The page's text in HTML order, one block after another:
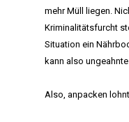
mehr Müll liegen.
Kriminalitätsfurcht
Situation ein
kann also
Also, anpacken